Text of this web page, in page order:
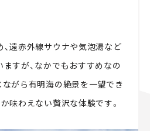
遠赤外線サウナや気泡湯など
すが、なかでもおすすめなの
がら有明海の絶景を一望でき
味わえない贅沢な体験です。